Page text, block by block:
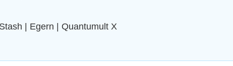
| Egern | Quantumult X